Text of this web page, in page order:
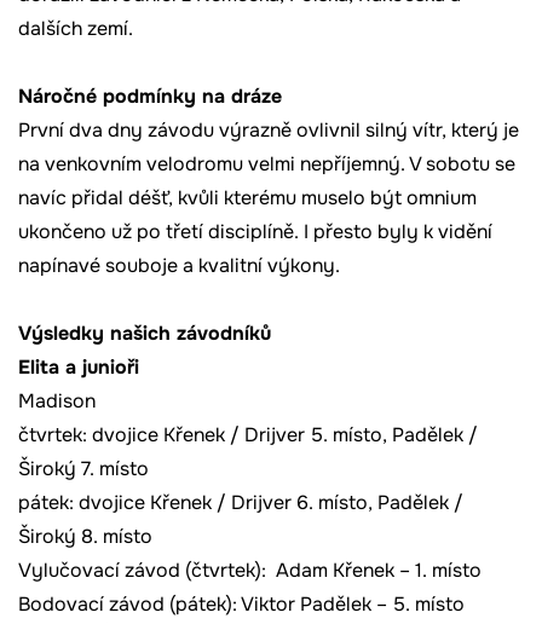
dalších zemí.
Náročné podmínky na dráze
První dva dny závodu výrazně ovlivnil silný vítr, který je
na venkovním velodromu velmi nepříjemný. V sobotu se
navíc přidal déšť, kvůli kterému muselo být omnium
ukončeno už po třetí disciplíně. I přesto byly k vidění
napínavé souboje a kvalitní výkony.
Výsledky našich závodníků
Elita a junioři
Madison
čtvrtek: dvojice Křenek / Drijver 5. místo, Padělek /
Široký 7. místo
pátek: dvojice Křenek / Drijver 6. místo, Padělek /
Široký 8. místo
Vylučovací závod (čtvrtek): Adam Křenek – 1. místo
Bodovací závod (pátek): Viktor Padělek – 5. místo